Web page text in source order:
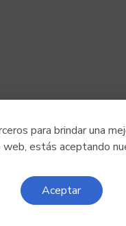
para brindar una
estás aceptando
Aceptar